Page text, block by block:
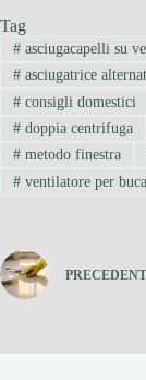
Tag
#asciugacapelli su
#asciugatrice
#consigli domestici
#doppia centrifuga
#metodo finestra
#ventilatore per